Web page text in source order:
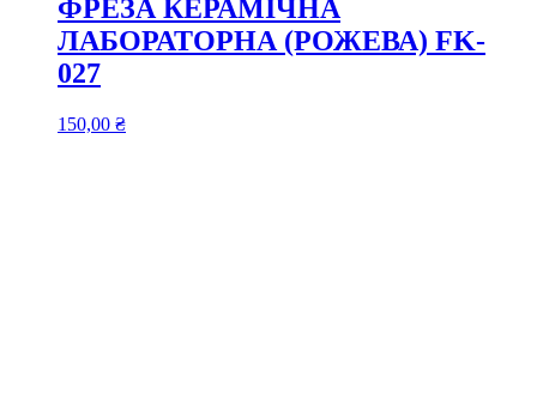
ФРЕЗА КЕРАМІЧНА
ЛАБОРАТОРНА (РОЖЕВА) FK-
027
150,00 ₴